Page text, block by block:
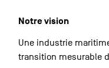
Notre vision
Une industrie
transition mesurable